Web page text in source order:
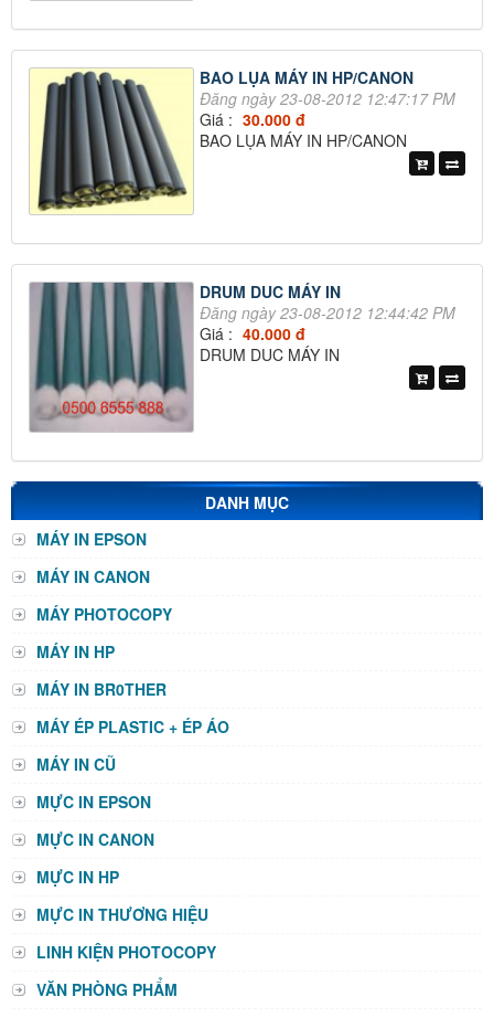
BAO LỤA MÁY IN HP/CANON
Đăng ngày 23-08-2012 12:47:17 PM
Giá : 30.000 đ
BAO LỤA MÁY IN HP/CANON
DRUM DUC MÁY IN
Đăng ngày 23-08-2012 12:44:42 PM
Giá : 40.000 đ
DRUM DUC MÁY IN
DANH MỤC
MÁY IN EPSON
MÁY IN CANON
MÁY PHOTOCOPY
MÁY IN HP
MÁY IN BR0THER
MÁY ÉP PLASTIC + ÉP ÁO
MÁY IN CŨ
MỰC IN EPSON
MỰC IN CANON
MỰC IN HP
MỰC IN THƯƠNG HIỆU
LINH KIỆN PHOTOCOPY
VĂN PHÒNG PHẨM